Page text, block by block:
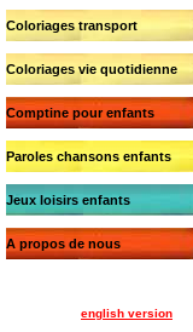
Coloriages transport
Coloriages vie quotidienne
Comptine pour enfants
Paroles chansons enfants
Jeux loisirs enfants
A propos de nous
english version